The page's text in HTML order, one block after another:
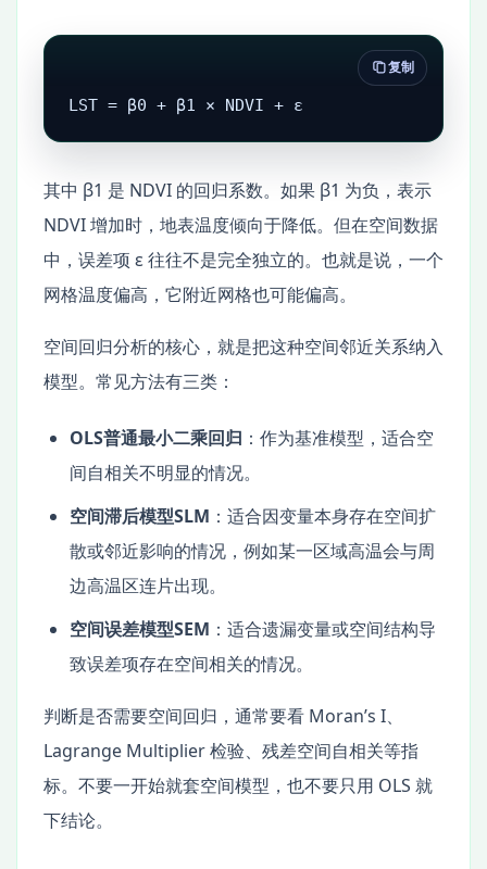
LST = β0 + β1 × NDVI + ε
复制
其中 β1 是 NDVI 的回归系数。如果 β1 为负，表示
NDVI 增加时，地表温度倾向于降低。但在空间数据
中，误差项 ε 往往不是完全独立的。也就是说，一个
网格温度偏高，它附近网格也可能偏高。
空间回归分析的核心，就是把这种空间邻近关系纳入
模型。常见方法有三类：
OLS普通最小二乘回归 ：作为基准模型，适合空
间自相关不明显的情况。
空间滞后模型SLM ：适合因变量本身存在空间扩
散或邻近影响的情况，例如某一区域高温会与周
边高温区连片出现。
空间误差模型SEM ：适合遗漏变量或空间结构导
致误差项存在空间相关的情况。
判断是否需要空间回归，通常要看 Moran’s I、
Lagrange Multiplier 检验、残差空间自相关等指
标。不要一开始就套空间模型，也不要只用 OLS 就
下结论。